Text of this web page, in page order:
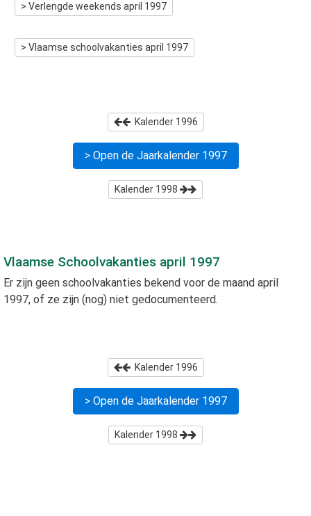
> Verlengde weekends april 1997
> Vlaamse schoolvakanties april 1997
Kalender 1996
> Open de Jaarkalender 1997
Kalender 1998
Vlaamse Schoolvakanties april 1997
Er zijn geen schoolvakanties bekend voor de maand april
1997, of ze zijn (nog) niet gedocumenteerd.
Kalender 1996
> Open de Jaarkalender 1997
Kalender 1998